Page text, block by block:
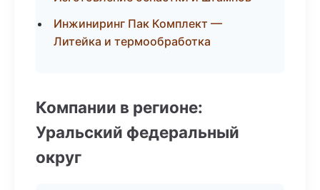
Инжиниринг Пак Комплект —
Литейка и термообработка
Компании в регионе:
Уральский федеральный
округ